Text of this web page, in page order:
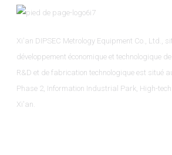
Xi'an DIPSEC Metrology Equipment Co., Ltd.,
développement économique et technologique
R&D et de fabrication technologique est situé
Phase 2, Information Industrial Park, High-tech
Xi'an.